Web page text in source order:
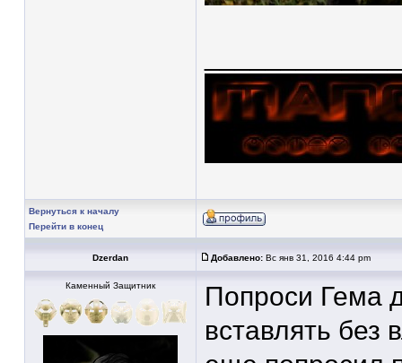
Вернуться к началу
Перейти в конец
Dzerdan Добавлено: Вс янв 31, 2016 4:44 pm
Каменный Защитник
Попроси Гема
вставлять без